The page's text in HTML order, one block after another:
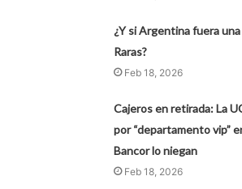
¿Y si Argentina fuera
Raras?
Feb 18, 2026
Cajeros en retirada: La
por “departamento vip”
Bancor lo niegan
Feb 18, 2026